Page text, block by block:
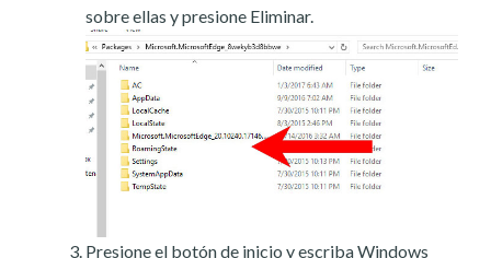
sobre ellas y presione Eliminar.
Presione el botón de inicio y escriba Windows